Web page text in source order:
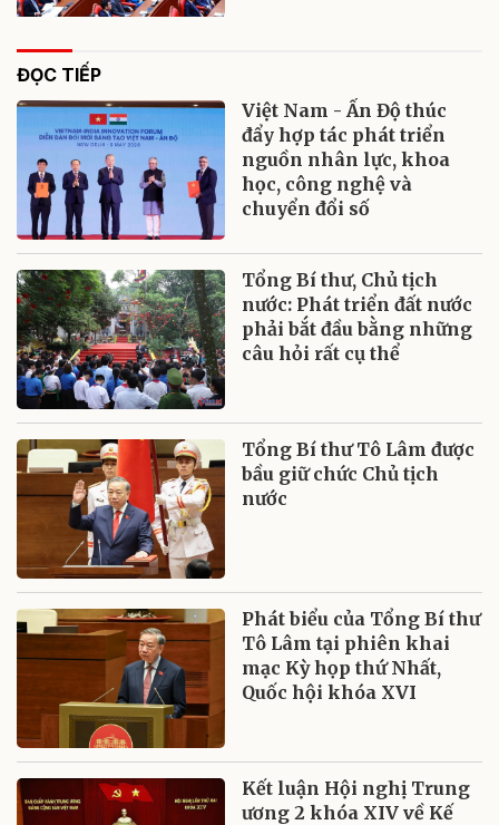
ĐỌC TIẾP
Việt Nam - Ấn Độ thúc
đẩy hợp tác phát triển
nguồn nhân lực, khoa
học, công nghệ và
chuyển đổi số
Tổng Bí thư, Chủ tịch
nước: Phát triển đất nước
phải bắt đầu bằng những
câu hỏi rất cụ thể
Tổng Bí thư Tô Lâm được
bầu giữ chức Chủ tịch
nước
Phát biểu của Tổng Bí thư
Tô Lâm tại phiên khai
mạc Kỳ họp thứ Nhất,
Quốc hội khóa XVI
Kết luận Hội nghị Trung
ương 2 khóa XIV về Kế